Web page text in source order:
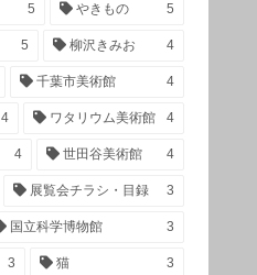
5 やきもの 5
5 柳沢きみお 4
千葉市美術館 4
4 ワタリウム美術館 4
4 世田谷美術館 4
展覧会チラシ・目録 3
国立科学博物館 3
3 猫 3